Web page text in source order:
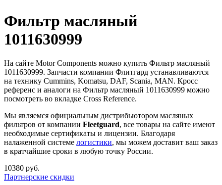
Фильтр масляный
1011630999
На сайте Motor Components можно купить Фильтр масляный
1011630999. Запчасти компании Флитгард устанавливаются
на технику Cummins, Komatsu, DAF, Scania, MAN. Кросс
референс и аналоги на Фильтр масляный 1011630999 можно
посмотреть во вкладке Cross Reference.
Мы являемся официальным дистрибьютором масляных
фильтров от компании Fleetguard, все товары на сайте имеют
необходимые сертификаты и лицензии. Благодаря
налаженной системе логистики, мы можем доставит ваш заказ
в кратчайшие сроки в любую точку России.
10380 руб.
Партнерские скидки